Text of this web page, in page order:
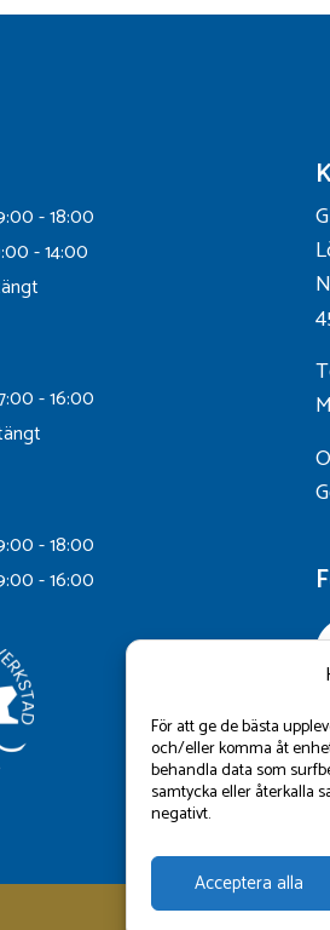
För att ge de bästa
och/eller komma åt
behandla data som
samtycka eller återkalla
negativt.
Acceptera alla
- 18:00
- 14:00
- 16:00
- 18:00
- 16:00